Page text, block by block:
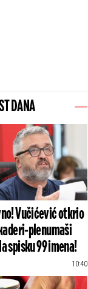
DANA
Vučićević otkrio
plenumaši
spisku 99 imena!
10:40